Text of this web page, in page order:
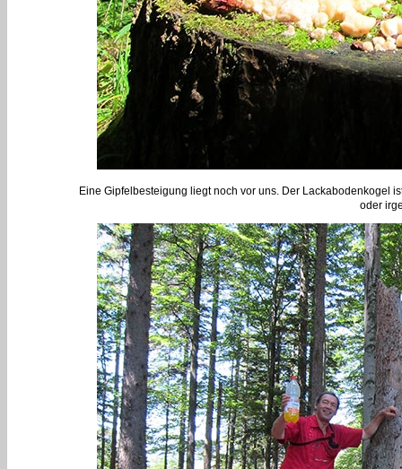
Eine Gipfelbesteigung liegt noch vor uns. Der Lackabodenkogel
oder